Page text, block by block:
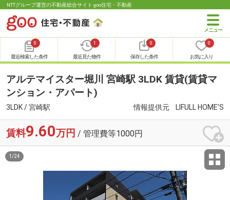
NTTグループ運営の不動産総合サイト goo住宅・不動産
0
最近検索した条件
1
最近見た物件
0
保存した条件
0
お気に入り
アルテマイスター堀川 宮崎駅 3LDK 賃貸(賃貸マ
ンション・アパート)
3LDK / 宮崎駅 情報提供元 LIFULL HOME'S
賃料9.60万円 / 管理費等1000円
1 /24